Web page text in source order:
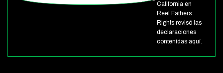
California en
Reel Fathers
Rights revisó las
declaraciones
contenidas aquí.